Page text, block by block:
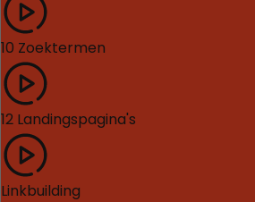
10 Zoektermen
12 Landingspagina's
Linkbuilding